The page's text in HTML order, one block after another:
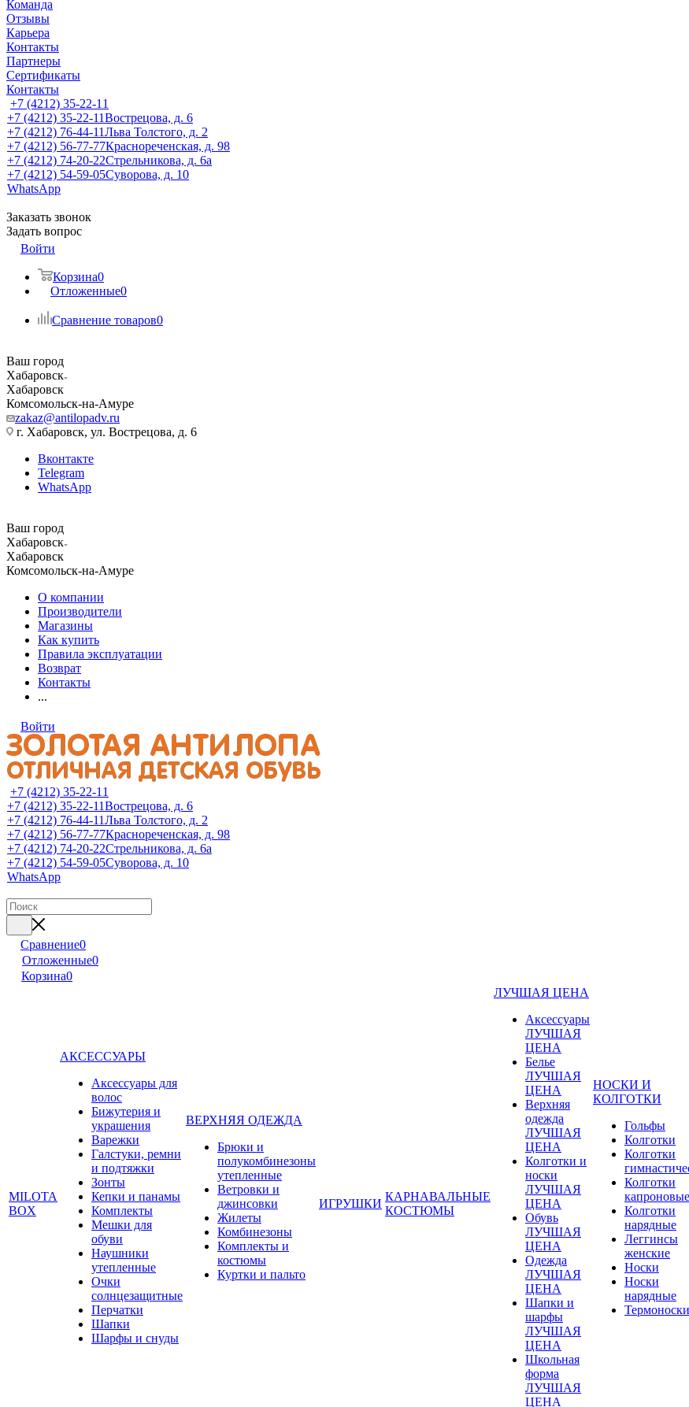
Команда
Отзывы
Карьера
Контакты
Партнеры
Сертификаты
Контакты
+7 (4212) 35-22-11
+7 (4212) 35-22-11Вострецова, д. 6
+7 (4212) 76-44-11Льва Толстого, д. 2
+7 (4212) 56-77-77Краснореченская, д. 98
+7 (4212) 74-20-22Стрельникова, д. 6а
+7 (4212) 54-59-05Суворова, д. 10
WhatsApp
Заказать звонок
Задать вопрос
Войти
Корзина0
Отложенные0
Сравнение товаров0
Ваш город
Хабаровск
Хабаровск
Комсомольск-на-Амуре
zakaz@antilopadv.ru
г. Хабаровск, ул. Вострецова, д. 6
Вконтакте
Telegram
WhatsApp
Ваш город
Хабаровск
Хабаровск
Комсомольск-на-Амуре
О компании
Производители
Магазины
Как купить
Правила эксплуатации
Возврат
Контакты
...
Войти
+7 (4212) 35-22-11
+7 (4212) 35-22-11Вострецова, д. 6
+7 (4212) 76-44-11Льва Толстого, д. 2
+7 (4212) 56-77-77Краснореченская, д. 98
+7 (4212) 74-20-22Стрельникова, д. 6а
+7 (4212) 54-59-05Суворова, д. 10
WhatsApp
Сравнение0
Отложенные0
Корзина0
MILOTA
BOX
АКСЕССУАРЫ
Аксессуары для
волос
Бижутерия и
украшения
Варежки
Галстуки, ремни
и подтяжки
Зонты
Кепки и панамы
Комплекты
Мешки для
обуви
Наушники
утепленные
Очки
солнцезащитные
Перчатки
Шапки
Шарфы и снуды
ВЕРХНЯЯ ОДЕЖДА
Брюки и
полукомбинезоны
утепленные
Ветровки и
джинсовки
Жилеты
Комбинезоны
Комплекты и
костюмы
Куртки и пальто
ИГРУШКИ
КАРНАВАЛЬНЫЕ
КОСТЮМЫ
ЛУЧШАЯ ЦЕНА
Аксессуары
ЛУЧШАЯ
ЦЕНА
Белье
ЛУЧШАЯ
ЦЕНА
Верхняя
одежда
ЛУЧШАЯ
ЦЕНА
Колготки и
носки
ЛУЧШАЯ
ЦЕНА
Обувь
ЛУЧШАЯ
ЦЕНА
Одежда
ЛУЧШАЯ
ЦЕНА
Шапки и
шарфы
ЛУЧШАЯ
ЦЕНА
Школьная
форма
ЛУЧШАЯ
ЦЕНА
НОСКИ И
КОЛГОТКИ
Гольфы
Колготки
Колготки
Колготки
капроновые
Колготки
нарядные
Леггинсы
женские
Носки
Носки
нарядные
Термоноски